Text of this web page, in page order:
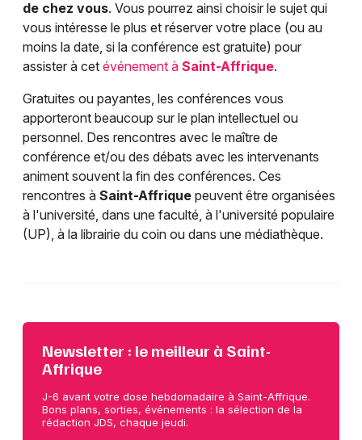
de chez vous. Vous pourrez ainsi choisir le sujet qui
vous intéresse le plus et réserver votre place (ou au
moins la date, si la conférence est gratuite) pour
assister à cet événement à Saint-Affrique.
Gratuites ou payantes, les conférences vous
apporteront beaucoup sur le plan intellectuel ou
personnel. Des rencontres avec le maître de
conférence et/ou des débats avec les intervenants
animent souvent la fin des conférences. Ces
rencontres à Saint-Affrique peuvent être organisées
à l'université, dans une faculté, à l'université populaire
(UP), à la librairie du coin ou dans une médiathèque.
Newsletter : le meilleur à Saint-
Affrique
J-6 avant votre dose hebdomadaire à Saint-Affrique.
Bons plans, sorties, événements : la sélection de la
rédaction JDS, chaque jeudi.